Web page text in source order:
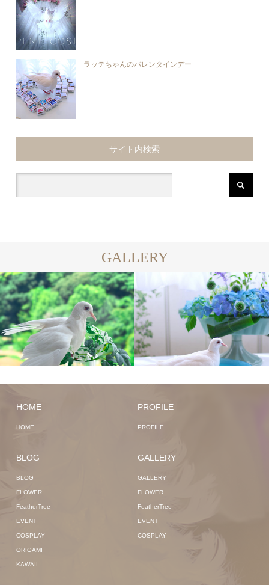
ラッテちゃんのバレンタインデー
サイト内検索
GALLERY
HOME
HOME
PROFILE
PROFILE
BLOG
BLOG
FLOWER
FeatherTree
EVENT
COSPLAY
ORIGAMI
KAWAII
GALLERY
GALLERY
FLOWER
FeatherTree
EVENT
COSPLAY